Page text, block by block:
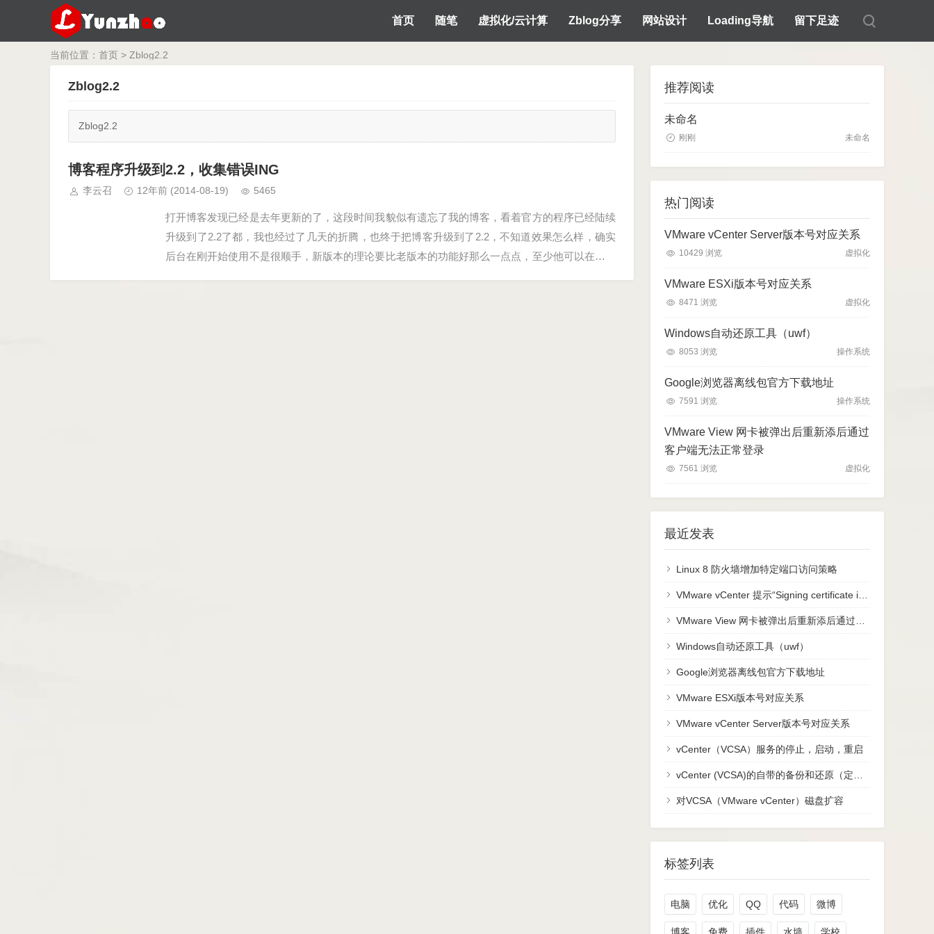
首页 随笔 虚拟化/云计算 Zblog分享 网站设计 Loading导航 留下足迹
当前位置： 首页 > Zblog2.2
Zblog2.2
Zblog2.2
博客程序升级到2.2，收集错误ING
李云召 12年前 (2014-08-19) 5465
打开博客发现已经是去年更新的了，这段时间我貌似有遗忘了我的博客，看着官方的程序已经陆续
升级到了2.2了都，我也经过了几天的折腾，也终于把博客升级到了2.2，不知道效果怎么样，确实
后台在刚开始使用不是很顺手，新版本的理论要比老版本的功能好那么一点点，至少他可以在后台
推荐阅读
未命名
刚刚 未命名
热门阅读
VMware vCenter Server版本号对应关系
10429 浏览 虚拟化
VMware ESXi版本号对应关系
8471 浏览 虚拟化
Windows自动还原工具（uwf）
8053 浏览 操作系统
Google浏览器离线包官方下载地址
7591 浏览 操作系统
VMware View 网卡被弹出后重新添后通过
客户端无法正常登录
7561 浏览 虚拟化
最近发表
Linux 8 防火墙增加特定端口访问策略
VMware vCenter 提示“Signing certificate is not valid”或者“No healthy upstream”
VMware View 网卡被弹出后重新添后通过客户端无法正常登录
Windows自动还原工具（uwf）
Google浏览器离线包官方下载地址
VMware ESXi版本号对应关系
VMware vCenter Server版本号对应关系
vCenter（VCSA）服务的停止，启动，重启
vCenter (VCSA)的自带的备份和还原（定期备份很重要）
对VCSA（VMware vCenter）磁盘扩容
标签列表
电脑 优化 QQ 代码 微博